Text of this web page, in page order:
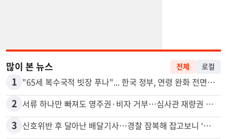
많이 본 뉴스
1 "65세 복수국적 빗장 푸나"... 한국 정부, 연령 완화 전면 추진
2 서류 하나만 빠져도 영주권·비자 거부…심사관 재량권 대폭 확대